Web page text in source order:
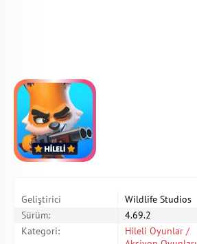
Geliştirici
Wildlife Studios
Sürüm:
4.69.2
Kategori:
Hileli Oyunlar /